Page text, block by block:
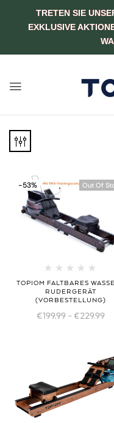
TRETEN SIE
EXKLUSIVE
-53% Out Of
TOPIOM FALTBARES
RUDERGERÄT
(VORBESTELLUNG)
€199.99–€229.99